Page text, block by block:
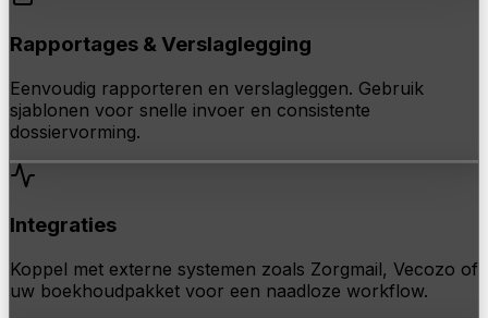
Rapportages & Verslaglegging
Eenvoudig rapporteren en verslagleggen. Gebruik
sjablonen voor snelle invoer en consistente
dossiervorming.
Integraties
Koppel met externe systemen zoals Zorgmail, Vecozo of
uw boekhoudpakket voor een naadloze workflow.